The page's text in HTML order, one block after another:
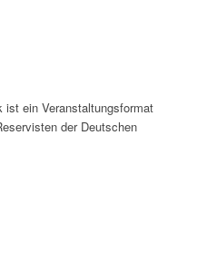
ist ein Veranstaltungsformat
der Deutschen